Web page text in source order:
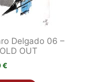
Delgado 06 –
OUT
€